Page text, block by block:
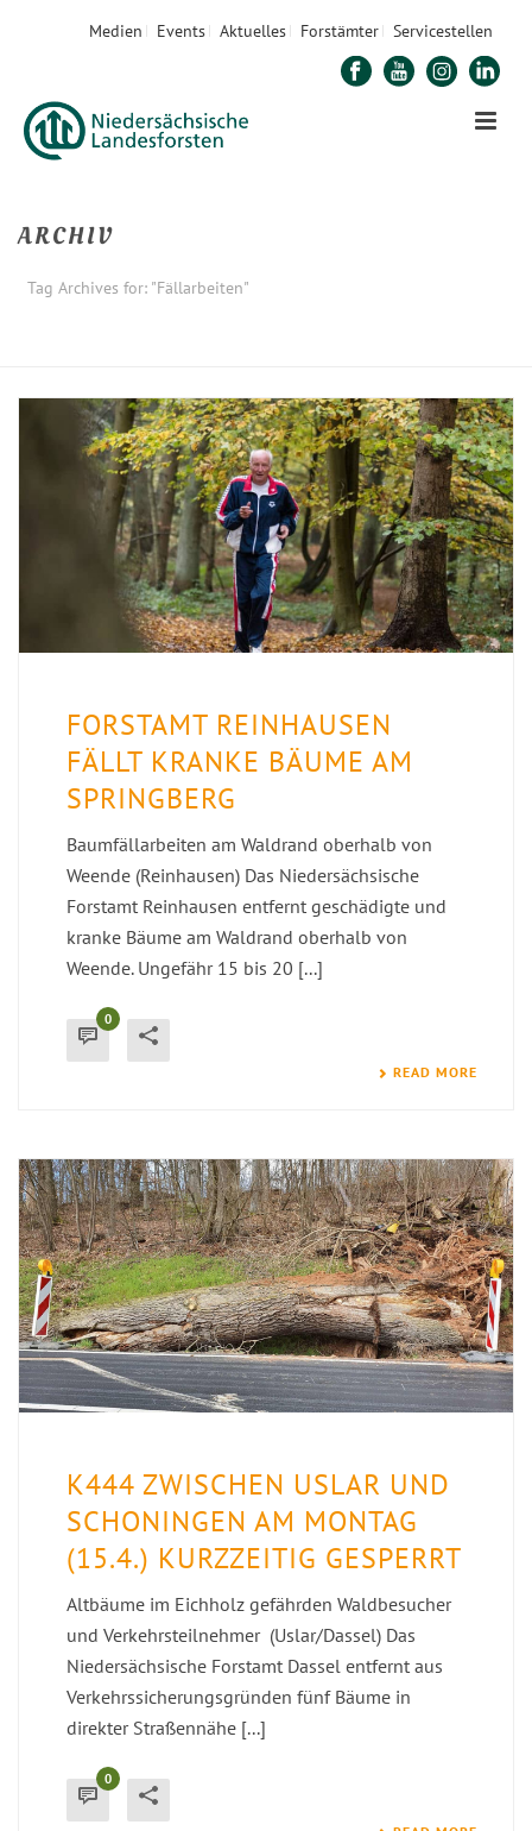
Medien Events Aktuelles Forstämter Servicestellen
ARCHIV
Tag Archives for: "Fällarbeiten"
FORSTAMT REINHAUSEN
FÄLLT KRANKE BÄUME AM
SPRINGBERG
Baumfällarbeiten am Waldrand oberhalb von
Weende (Reinhausen) Das Niedersächsische
Forstamt Reinhausen entfernt geschädigte und
kranke Bäume am Waldrand oberhalb von
Weende. Ungefähr 15 bis 20 [...]
0
READ MORE
K444 ZWISCHEN USLAR UND
SCHONINGEN AM MONTAG
(15.4.) KURZZEITIG GESPERRT
Altbäume im Eichholz gefährden Waldbesucher
und Verkehrsteilnehmer (Uslar/Dassel) Das
Niedersächsische Forstamt Dassel entfernt aus
Verkehrssicherungsgründen fünf Bäume in
direkter Straßennähe [...]
0